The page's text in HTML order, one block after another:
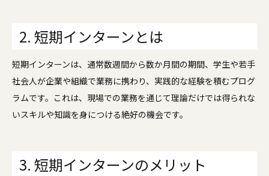
2. 短期インターンとは
短期インターンは、通常数週間から数か月間の期間、学生や若手
社会人が企業や組織で業務に携わり、実践的な経験を積むプログ
ラムです。これは、現場での業務を通じて理論だけでは得られな
いスキルや知識を身につける絶好の機会です。
3. 短期インターンのメリット